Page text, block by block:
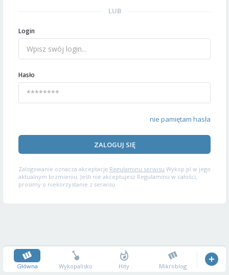
LUB
Login
Hasło
nie pamiętam hasła
ZALOGUJ SIĘ
Zalogowanie oznacza akceptację Regulaminu serwisu Wykop.pl w jego
aktualnym brzmieniu. Jeśli nie akceptujesz Regulaminu w całości,
prosimy o niekorzystanie z serwisu.
Główna Wykopalisko Hity Mikroblog